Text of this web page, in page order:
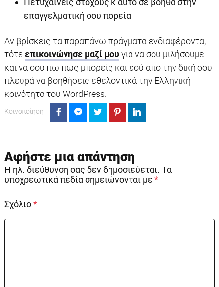
Πετυχαίνεις στόχους κ αυτό σε βοηθά στην
επαγγελματική σου πορεία
Αν βρίσκεις τα παραπάνω πράγματα ενδιαφέροντα,
τότε επικοινώνησε μαζί μουγια να σου μιλήσουμε
και να σου πω πως μπορείς και εσύ απο την δική σου
πλευρά να βοηθήσεις εθελοντικά την Ελληνική
κοινότητα του WordPress.
Κοινοποίηση:
Αφήστε μια απάντηση
Η ηλ. διεύθυνση σας δεν δημοσιεύεται. Τα
υποχρεωτικά πεδία σημειώνονται με *
Σχόλιο*